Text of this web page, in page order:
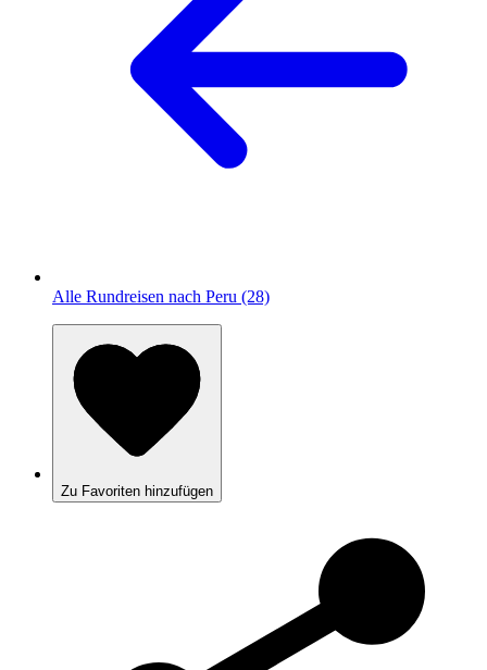
Alle Rundreisen nach Peru (28)
Zu Favoriten hinzufügen